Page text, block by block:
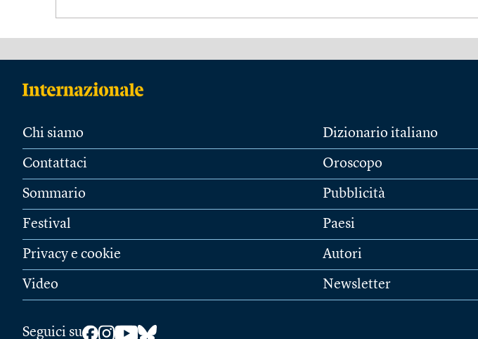
Chi siamo
Contattaci
Sommario
Festival
Privacy e cookie
Video
Dizionario italiano
Oroscopo
Pubblicità
Paesi
Autori
Newsletter
Seguici su